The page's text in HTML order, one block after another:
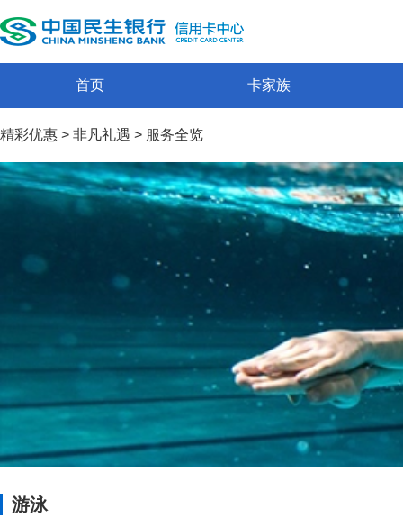
首页 卡家族
精彩优惠 > 非凡礼遇 > 服务全览
游泳